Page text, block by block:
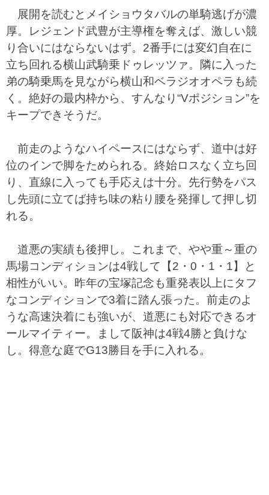
展開を読むとメイショウタバルの単騎逃げが濃
厚。レジェンド武豊が主導権を奪えば、激しい競
り合いにはならないはず。2番手には変幻自在に
立ち回れる横山武騎乗ドゥレッツァ。隣に入った
弟の騎乗馬を見ながら横山和ベラジオオペラも続
く。絶好の最内枠から、すんなり“Vポジション”を
キープできそうだ。
前走のようなハイペースにはならず、道中は好
位のインで脚をためられる。終始ロスなく立ち回
り、直線に入っても手応えは十分。先行勢をパス
し先頭に立てば持ち味の粘り腰を発揮して押し切
れる。
道悪の実績も後押し。これまで、やや重～重の
馬場コンディションは4戦して【2・0・1・1】と
相性がいい。昨年の宝塚記念も重発表以上にタフ
なコンディションで3着に踏ん張った。前走のよ
うな高速決着にも強いが、道悪にも対応できるオ
ールマイティー。まして阪神は4戦4勝と負けな
し。得意な庭でG13勝目を手に入れる。